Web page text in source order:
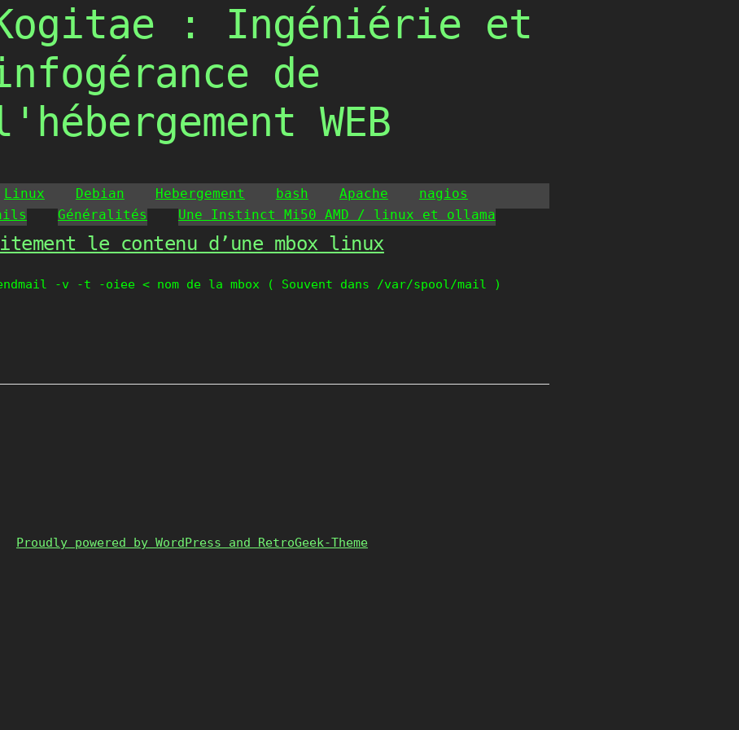
: Ingéniérie et
de
WEB
Linux Debian Hebergement bash Apache
nagios
Généralités Une Instinct Mi50 AMD / linux et ollama
le contenu d’une mbox linux
-v -t -oiee < nom de la mbox ( Souvent dans /var/spool/mail )
Proudly powered by WordPress and RetroGeek-Theme